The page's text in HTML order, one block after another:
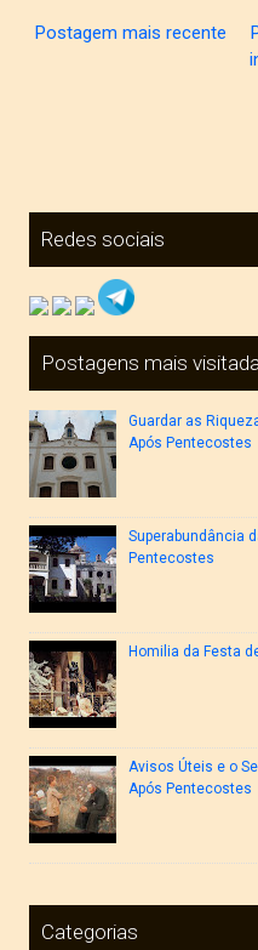
Postagem mais recente
Redes sociais
Postagens mais
Guardar as
Após Pentecostes
Superabundância
Pentecostes
Homilia da Festa
Avisos Úteis e o
Após Pentecostes
Categorias